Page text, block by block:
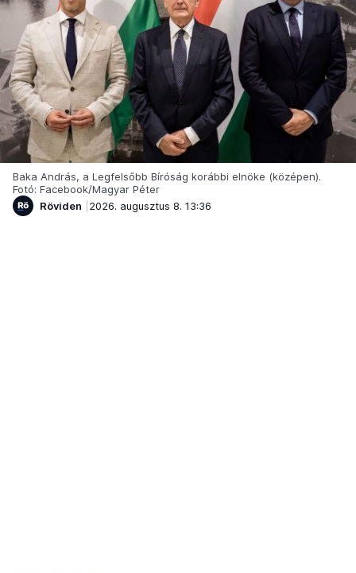
Baka András, a Legfelsőbb Bíróság korábbi elnöke (középen).
Fotó: Facebook/Magyar Péter
Röviden
2026. augusztus 8. 13:36